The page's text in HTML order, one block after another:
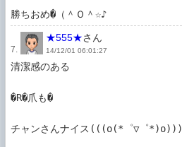
勝ちおめ�（＾Ｏ＾☆♪
7.
★555★さん
14/12/01 06:01:27
清潔感のある
�R�爪も�
チャンさんナイス(((o(*゜▽゜*)o)))